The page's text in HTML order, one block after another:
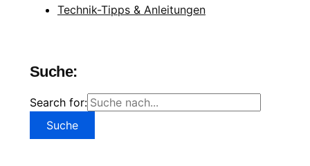
Technik-Tipps & Anleitungen
Suche:
Search for: